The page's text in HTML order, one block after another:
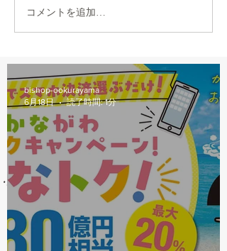
いします。
コメントを追加…
bishop-ookurayama
6月18日
読了時間: 1分